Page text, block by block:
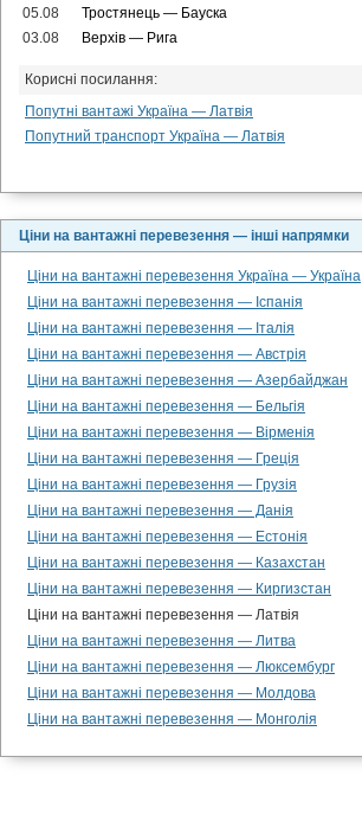
05.08
Тростянець — Бауска
03.08
Верхів — Рига
Корисні посилання:
Попутні вантажі Україна — Латвія
Попутний транспорт Україна — Латвія
Ціни на вантажні перевезення — інші напрямки
Ціни на вантажні перевезення Україна — Україна
Ціни на вантажні перевезення — Іспанія
Ціни на вантажні перевезення — Італія
Ціни на вантажні перевезення — Австрія
Ціни на вантажні перевезення — Азербайджан
Ціни на вантажні перевезення — Бельгія
Ціни на вантажні перевезення — Вірменія
Ціни на вантажні перевезення — Греція
Ціни на вантажні перевезення — Грузія
Ціни на вантажні перевезення — Данія
Ціни на вантажні перевезення — Естонія
Ціни на вантажні перевезення — Казахстан
Ціни на вантажні перевезення — Киргизстан
Ціни на вантажні перевезення — Латвія
Ціни на вантажні перевезення — Литва
Ціни на вантажні перевезення — Люксембург
Ціни на вантажні перевезення — Молдова
Ціни на вантажні перевезення — Монголія